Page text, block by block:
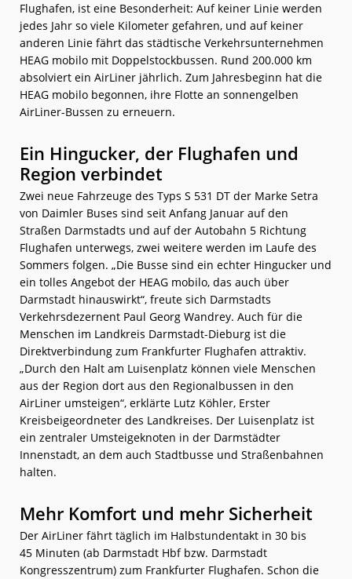
Flughafen, ist eine Besonderheit: Auf keiner Linie werden
jedes Jahr so viele Kilometer gefahren, und auf keiner
anderen Linie fährt das städtische Verkehrsunternehmen
HEAG mobilo mit Doppelstockbussen. Rund 200.000 km
absolviert ein AirLiner jährlich. Zum Jahresbeginn hat die
HEAG mobilo begonnen, ihre Flotte an sonnengelben
AirLiner-Bussen zu erneuern.
Ein Hingucker, der Flughafen und
Region verbindet
Zwei neue Fahrzeuge des Typs S 531 DT der Marke Setra
von Daimler Buses sind seit Anfang Januar auf den
Straßen Darmstadts und auf der Autobahn 5 Richtung
Flughafen unterwegs, zwei weitere werden im Laufe des
Sommers folgen. „Die Busse sind ein echter Hingucker und
ein tolles Angebot der HEAG mobilo, das auch über
Darmstadt hinauswirkt“, freute sich Darmstadts
Verkehrsdezernent Paul Georg Wandrey. Auch für die
Menschen im Landkreis Darmstadt-Dieburg ist die
Direktverbindung zum Frankfurter Flughafen attraktiv.
„Durch den Halt am Luisenplatz können viele Menschen
aus der Region dort aus den Regionalbussen in den
AirLiner umsteigen“, erklärte Lutz Köhler, Erster
Kreisbeigeordneter des Landkreises. Der Luisenplatz ist
ein zentraler Umsteigeknoten in der Darmstädter
Innenstadt, an dem auch Stadtbusse und Straßenbahnen
halten.
Mehr Komfort und mehr Sicherheit
Der AirLiner fährt täglich im Halbstundentakt in 30 bis
45 Minuten (ab Darmstadt Hbf bzw. Darmstadt
Kongresszentrum) zum Frankfurter Flughafen. Schon die